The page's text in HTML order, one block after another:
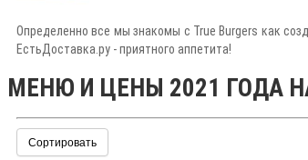
Определенно все мы знакомы с True Burgers как
ЕстьДоставка.ру - приятного аппетита!
МЕНЮ И ЦЕНЫ 2021 ГОДА НА
Сортировать